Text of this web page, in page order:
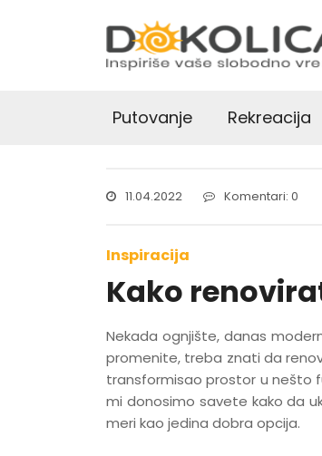
Putovanje Rekreacija
11.04.2022 Komentari: 0
Inspiracija
Kako
Nekada ognjište, danas
promenite, treba znati da
transformisao prostor u nešto
mi donosimo savete kako da
meri kao jedina dobra opcija.